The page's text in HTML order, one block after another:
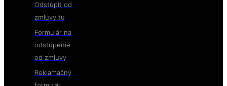
Odstúpiť od
zmluvy tu
Formulár na
odstúpenie
od zmluvy
Reklamačný